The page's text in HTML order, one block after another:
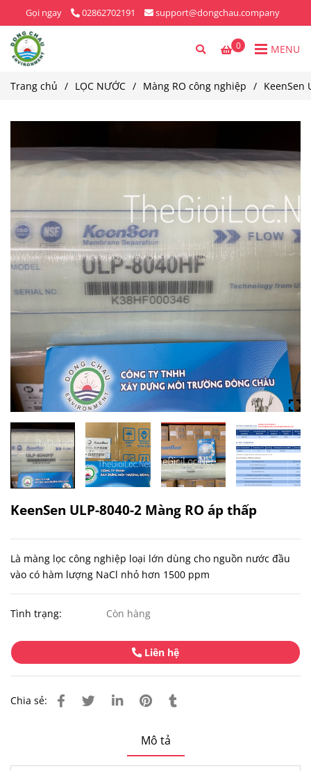
Gọi ngay 02862702191 support@dongchau.company
0 MENU
Trang chủ / LỌC NƯỚC / Màng RO công nghiệp / KeenSen
KeenSen ULP-8040-2 Màng RO áp thấp
Là màng lọc công nghiệp loại lớn dùng cho nguồn nước đầu
vào có hàm lượng NaCl nhỏ hơn 1500 ppm
Tình trạng: Còn hàng
Liên hệ
Chia sẻ:
Mô tả